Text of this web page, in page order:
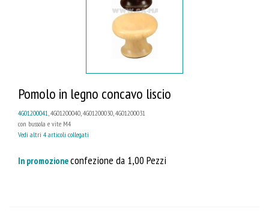
Pomolo in legno concavo liscio
4G01200041, 4G01200040, 4G01200030, 4G01200031
con bussola e vite M4
Vedi altri 4 articoli collegati
In promozioneconfezione da 1,00 Pezzi